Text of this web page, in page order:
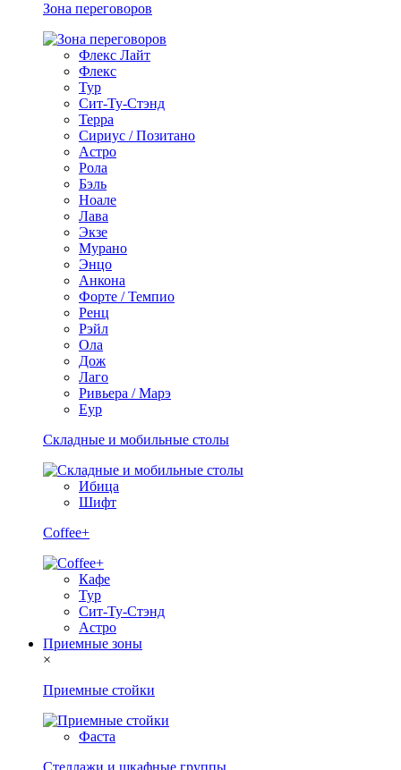
Зона переговоров
Флекс Лайт
Флекс
Тур
Сит-Ту-Стэнд
Терра
Сириус / Позитано
Астро
Рола
Бэль
Ноале
Лава
Экзе
Мурано
Энцо
Анкона
Форте / Темпио
Ренц
Рэйл
Ола
Дож
Лаго
Ривьера / Марэ
Еур
Складные и мобильные столы
Ибица
Шифт
Coffee+
Кафе
Тур
Сит-Ту-Стэнд
Астро
Приемные зоны
×
Приемные стойки
Фаста
Стеллажи и шкафные группы